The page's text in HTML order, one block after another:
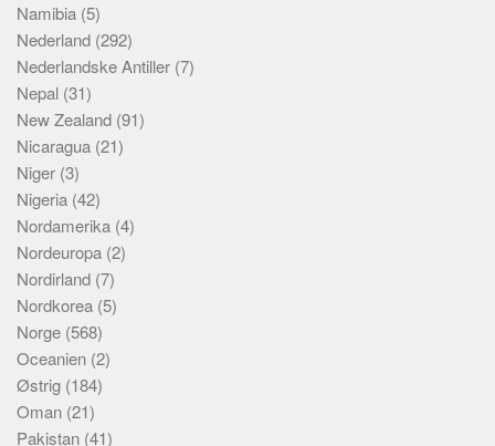
Namibia (5)
Nederland (292)
Nederlandske Antiller (7)
Nepal (31)
New Zealand (91)
Nicaragua (21)
Niger (3)
Nigeria (42)
Nordamerika (4)
Nordeuropa (2)
Nordirland (7)
Nordkorea (5)
Norge (568)
Oceanien (2)
Østrig (184)
Oman (21)
Pakistan (41)